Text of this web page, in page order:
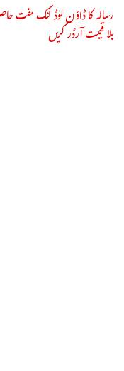
رسالہ کا ڈاؤن لوڈ لنک مفت
بلا قیمت آرڈر کریں